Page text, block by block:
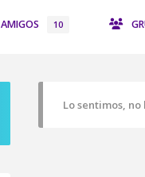
AMIGOS 10
Lo sentimos,